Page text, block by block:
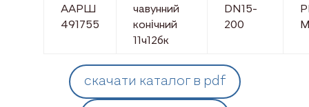
ААРШ
491755
чавунний
конічний
11ч12бк
DN15-
200
скачати каталог в pdf